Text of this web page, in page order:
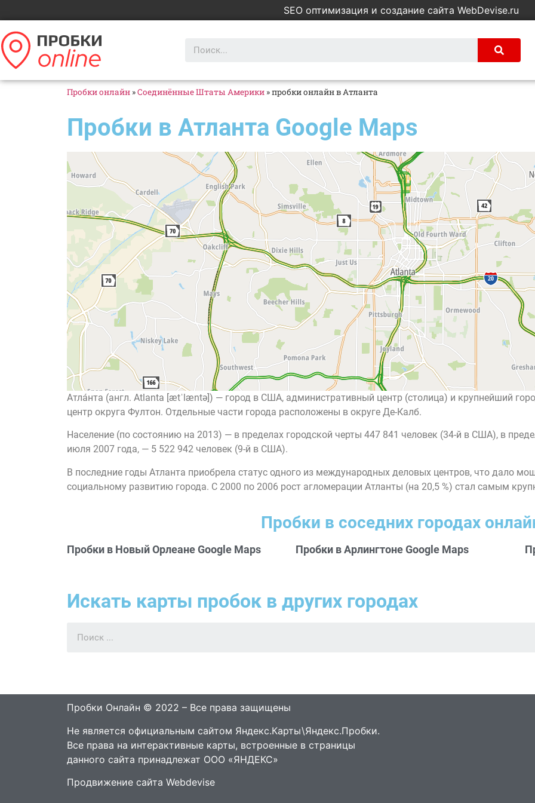
SEO оптимизация и создание сайта WebDevise.ru
Пробки онлайн »Соединённые Штаты Америки »пробки онлайн в Атланта
Пробки в Атланта Google Maps
Атла́нта (англ. Atlanta [ætˈlæntə]) — город в США, административный центр (столица) и крупнейший
центр округа Фултон. Отдельные части города расположены в округе Де-Калб.
Население (по состоянию на 2013) — в пределах городской черты 447 841 человек (34-й в США), в
июля 2007 года, — 5 522 942 человек (9-й в США).
В последние годы Атланта приобрела статус одного из международных деловых центров, что дало
социальному развитию города. С 2000 по 2006 рост агломерации Атланты (на 20,5 %) стал самым
Пробки в соседних городах
Пробки в Новый Орлеане Google Maps Пробки в Арлингтоне Google Maps
Искать карты пробок в других городах
Пробки Онлайн © 2022 – Все права защищены
Не является официальным сайтом Яндекс.Карты\Яндекс.Пробки.
Все права на интерактивные карты, встроенные в страницы
данного сайта принадлежат ООО «ЯНДЕКС»
Продвижение сайта Webdevise